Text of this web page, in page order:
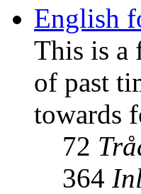
English
This is a
of past
towards
72
364